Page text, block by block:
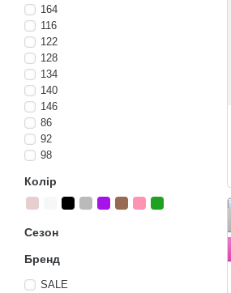
164
116
122
128
134
140
146
86
92
98
Колір
Сезон
Бренд
SALE